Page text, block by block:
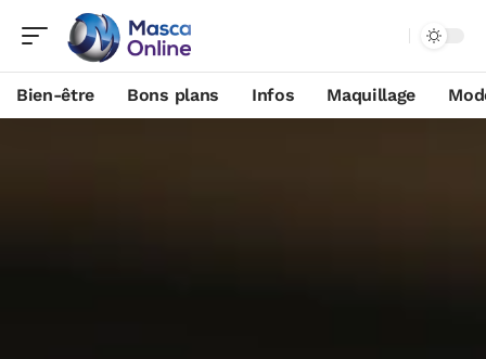
Bien-être Bons plans Infos Maquillage